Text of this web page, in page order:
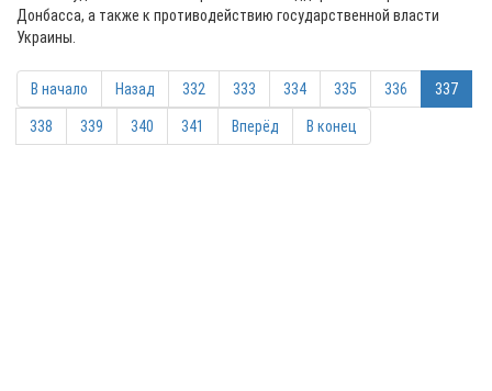
Донбасса, а также к противодействию государственной власти
Украины.
В начало Назад 332 333 334 335 336 337
338 339 340 341 Вперёд В конец